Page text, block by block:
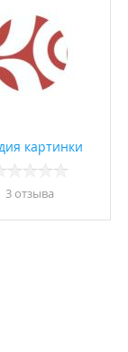
картинки
3 отзывa